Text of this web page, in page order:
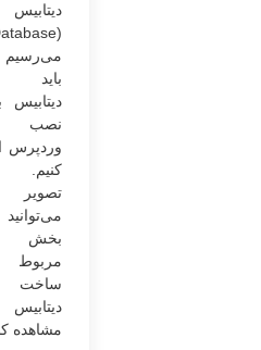
دیتابیس
باید
دیتابیس
نصب
وردپرس
کنیم.
تصویر
می‌توانید
بخش
ساخت
مشاهده